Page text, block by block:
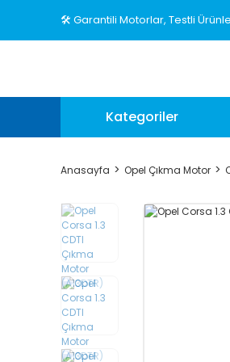
🛠️ Garantili Motorlar, Testli
Kategoriler
Anasayfa Opel Çıkma Motor